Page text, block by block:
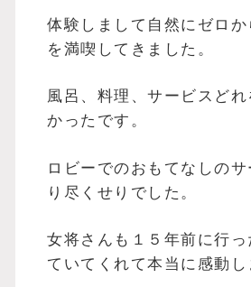
体験しまして自然にゼロ
を満喫してきました。
風呂、料理、サービスどれ
かったです。
ロビーでのおもてなしの
り尽くせりでした。
女将さんも１５年前に行っ
ていてくれて本当に感動し